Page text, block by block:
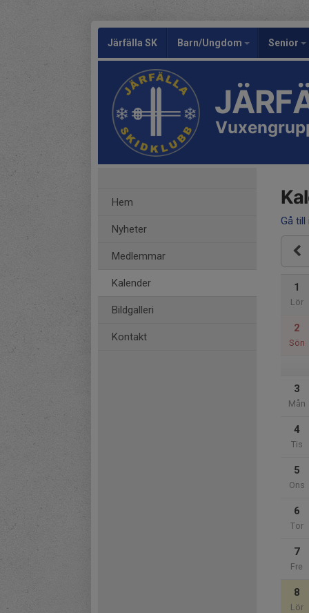
Järfälla SK Barn/Ungdom Senior
Hem
Nyheter
Medlemmar
Kalender
Bildgalleri
Kontakt
Gå till
1
Lör
2
Sön
3
Mån
4
Tis
5
Ons
6
Tor
7
Fre
8
Lör